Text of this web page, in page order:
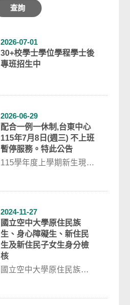
查詢
2026-07-01
30+校學士學位學程學士後
專班招生中
2026-06-29
配合一例一休制,台東中心
115年7月8日(週三) 不上班
暫停服務。特此公告
115學年度上學期新生現場
2024-11-27
國立空中大學原住民族
生、身心障礙生、新住民
生及新住民子女生身分檢
核
國立空中大學原住民族